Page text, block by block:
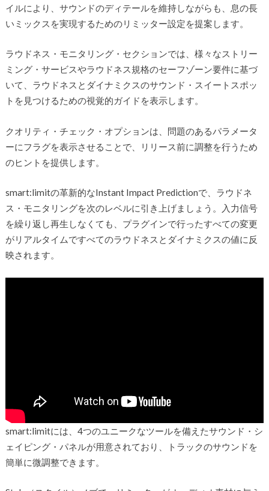
イルにより、サウンドのディテールを維持しながらも、息の長
いミックスを実現するためのリミッター設定を提案します。
ラウドネス・モニタリング・セクションでは、様々なストリー
ミング・サービスやラウドネス規格のセーフゾーン要件に基づ
いて、ラウドネスとダイナミクスのサウンド・スイートスポッ
トを見つけるための視覚的ガイドを表示します。
クオリティ・チェック・オプションは、問題のあるパラメータ
ーにフラグを表示させることで、リリース前に調整を行うため
のヒントを提供します。
smart:limitの革新的なInstant Impact Predictionで、ラウドネ
ス・モニタリングを次のレベルに引き上げましょう。入力信号
を繰り返し再生しなくても、プラグインで行ったすべての変更
がリアルタイムですべてのラウドネスとダイナミクスの値に反
映されます。
smart:limitには、4つのユニークなツールを備えたサウンド・シ
ェイピング・パネルが用意されており、トラックのサウンドを
簡単に微調整できます。